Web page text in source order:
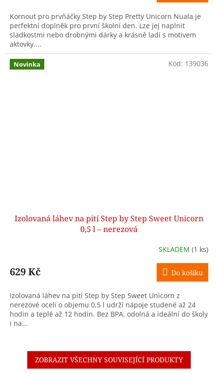
Kornout pro prvňáčky Step by Step Pretty Unicorn Nuala je
perfektní doplněk pro první školní den. Lze jej naplnit
sladkostmi nebo drobnými dárky a krásně ladí s motivem
aktovky....
Novinka
Izolovaná láhev na pití Step by Step Sweet Unicorn
0,5 l – nerezová
SKLADEM (1 ks)
629 Kč Do košíku
Izolovaná láhev na pití Step by Step Sweet Unicorn z
nerezové oceli o objemu 0,5 l udrží nápoje studené až 24
hodin a teplé až 12 hodin. Bez BPA, odolná a ideální do školy
i na...
Kód: 139036
ZOBRAZIT VŠECHNY SOUVISEJÍCÍ PRODUKTY